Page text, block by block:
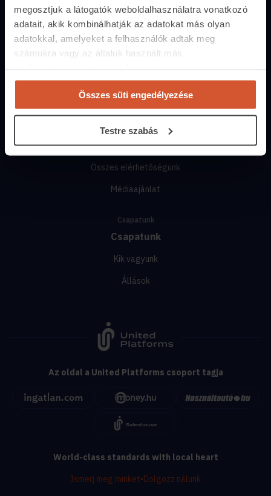
megosztjuk a látogatók weboldalhasználatra vonatkozó
adatait, akik kombinálhatják az adatokat más olyan
adatokkal, amelyeket a felhasználók adtak meg
számukra vagy az általuk használt más
Összes süti engedélyezése
Testre szabás
Árak és hirdetési lehetőségek
Fizetési lehetőségek
Lehetőségek közvetítőknek
+36 1 237 2065
Munkanapokon10:00-17:00-ig
Összes elérhetőségünk
Médiaajánlat
Csapatunk
Csapatunk
Kik vagyunk
Állások
Az oldal a United Platforms csoport tagja
World-class standards with local heart
Ismerj meg minket•Dolgozz nálunk